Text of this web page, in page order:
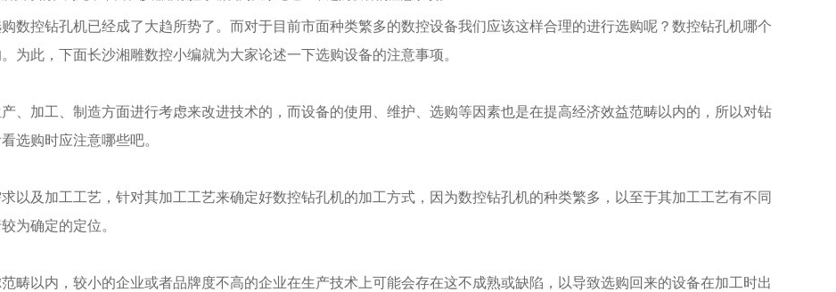
控钻孔机已经成了大趋所势了。而对于目前市面种类繁多的数控设备我们应该这样合理的进行选购呢？数控钻孔机哪个
为此，下面长沙湘雕数控小编就为大家论述一下选购设备的注意事项。
加工、制造方面进行考虑来改进技术的，而设备的使用、维护、选购等因素也是在提高经济效益范畴以内的，所以对钻
选购时应注意哪些吧。
及加工工艺，针对其加工工艺来确定好数控钻孔机的加工方式，因为数控钻孔机的种类繁多，以至于其加工工艺有不同
为确定的定位。
以内，较小的企业或者品牌度不高的企业在生产技术上可能会存在这不成熟或缺陷，以导致选购回来的设备在加工时出